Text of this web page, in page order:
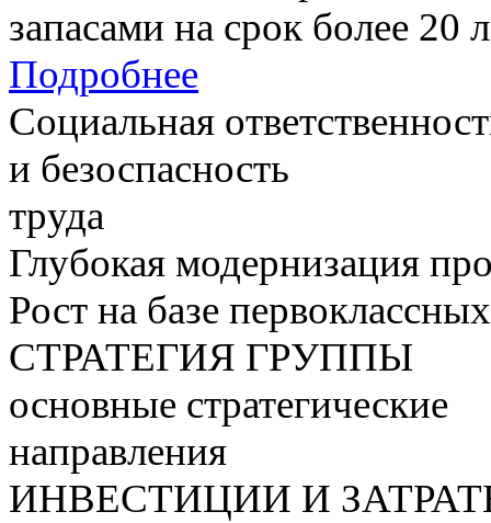
запасами на срок более 20
Подробнее
Социальная
и безоспасность
труда
Глубокая модернизация
Рост на базе
СТРАТЕГИЯ ГРУППЫ
основные стратегические
направления
ИНВЕСТИЦИИ И